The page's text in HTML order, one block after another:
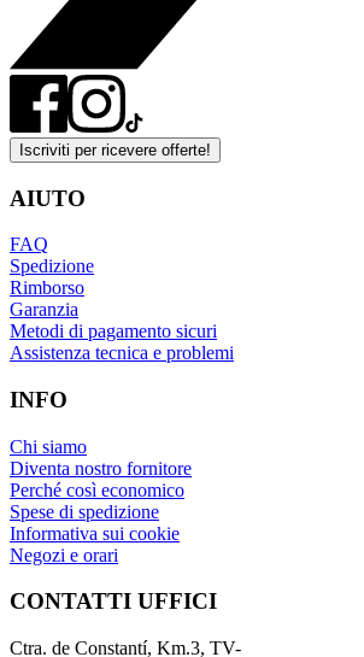
Iscriviti per ricevere offerte!
AIUTO
FAQ
Spedizione
Rimborso
Garanzia
Metodi di pagamento sicuri
Assistenza tecnica e problemi
INFO
Chi siamo
Diventa nostro fornitore
Perché così economico
Spese di spedizione
Informativa sui cookie
Negozi e orari
CONTATTI UFFICI
Ctra. de Constantí, Km.3, TV-